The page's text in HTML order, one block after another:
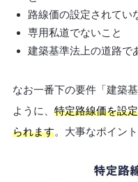
路線価の設定されてい
専用私道でないこと
建築基準法上の道路
なお一番下の要件「建築
ように、 特定路線価を設
られます。大事なポイント